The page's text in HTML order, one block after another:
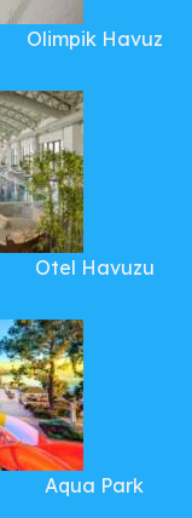
Olimpik Havuz
Otel Havuzu
Aqua Park